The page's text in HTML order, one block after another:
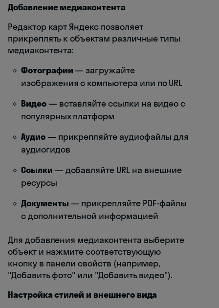
Добавление медиаконтента
Редактор карт Яндекс позволяет
прикреплять к объектам различные типы
медиаконтента:
Фотографии — загружайте
изображения с компьютера или по URL
Видео— вставляйте ссылки на видео с
популярных платформ
Аудио— прикрепляйте аудиофайлы для
аудиогидов
Ссылки — добавляйте URL на внешние
ресурсы
Документы — прикрепляйте PDF-файлы
с дополнительной информацией
Для добавления медиаконтента выберите
объект и нажмите соответствующую
кнопку в панели свойств (например,
"Добавить фото" или "Добавить видео").
Настройка стилей и внешнего вида